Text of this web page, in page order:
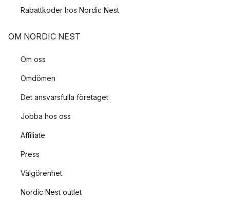
Rabattkoder hos Nordic Nest
OM NORDIC NEST
Om oss
Omdömen
Det ansvarsfulla företaget
Jobba hos oss
Affiliate
Press
Välgörenhet
Nordic Nest outlet